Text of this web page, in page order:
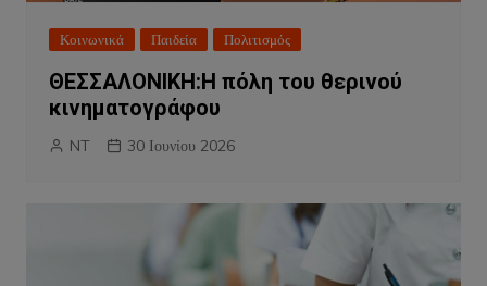
Κοινωνικά Παιδεία Πολιτισμός
ΘΕΣΣΑΛΟΝΙΚΗ:Η πόλη του θερινού
κινηματογράφου
NT 30 Ιουνίου 2026